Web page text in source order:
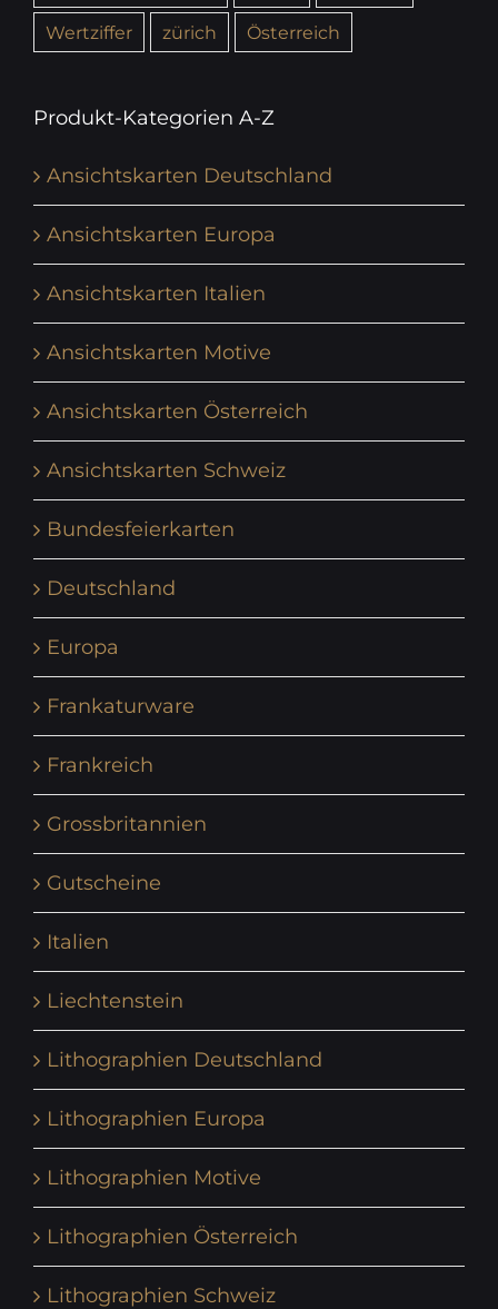
Wertziffer
zürich Österreich
Produkt-Kategorien A-Z
Ansichtskarten Deutschland
Ansichtskarten Europa
Ansichtskarten Italien
Ansichtskarten Motive
Ansichtskarten Österreich
Ansichtskarten Schweiz
Bundesfeierkarten
Deutschland
Europa
Frankaturware
Frankreich
Grossbritannien
Gutscheine
Italien
Liechtenstein
Lithographien Deutschland
Lithographien Europa
Lithographien Motive
Lithographien Österreich
Lithographien Schweiz